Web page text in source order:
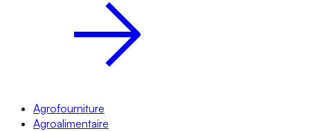
Agrofourniture
Agroalimentaire